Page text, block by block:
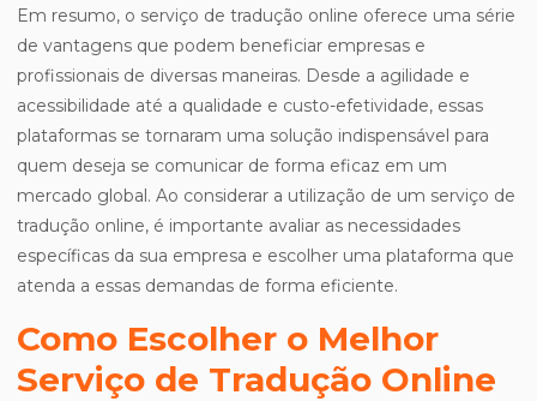
Em resumo, o serviço de tradução online oferece uma série
de vantagens que podem beneficiar empresas e
profissionais de diversas maneiras. Desde a agilidade e
acessibilidade até a qualidade e custo-efetividade, essas
plataformas se tornaram uma solução indispensável para
quem deseja se comunicar de forma eficaz em um
mercado global. Ao considerar a utilização de um serviço de
tradução online, é importante avaliar as necessidades
específicas da sua empresa e escolher uma plataforma que
atenda a essas demandas de forma eficiente.
Como Escolher o Melhor
Serviço de Tradução Online